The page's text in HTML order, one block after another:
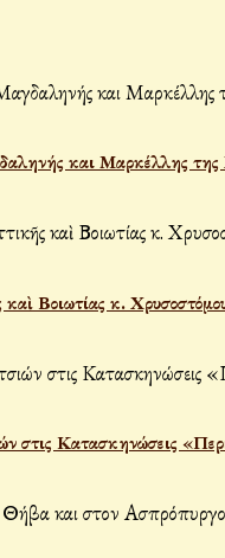
και Μαρκέλλης της
Βοιωτίας κ.
στις Κατασκηνώσεις